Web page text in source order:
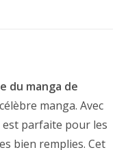
du manga de
manga. Avec
est parfaite pour les
bien remplies. Cet